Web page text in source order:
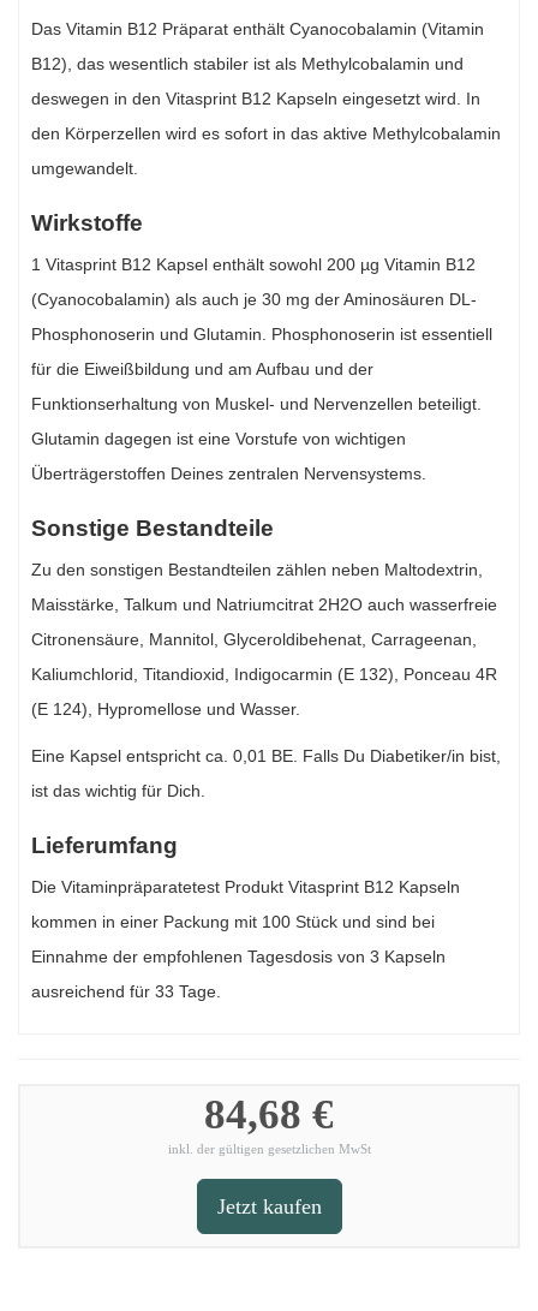
Das Vitamin B12 Präparat enthält Cyanocobalamin (Vitamin
B12), das wesentlich stabiler ist als Methylcobalamin und
deswegen in den Vitasprint B12 Kapseln eingesetzt wird. In
den Körperzellen wird es sofort in das aktive Methylcobalamin
umgewandelt.
Wirkstoffe
1 Vitasprint B12 Kapsel enthält sowohl 200 µg Vitamin B12
(Cyanocobalamin) als auch je 30 mg der Aminosäuren DL-
Phosphonoserin und Glutamin. Phosphonoserin ist essentiell
für die Eiweißbildung und am Aufbau und der
Funktionserhaltung von Muskel- und Nervenzellen beteiligt.
Glutamin dagegen ist eine Vorstufe von wichtigen
Überträgerstoffen Deines zentralen Nervensystems.
Sonstige Bestandteile
Zu den sonstigen Bestandteilen zählen neben Maltodextrin,
Maisstärke, Talkum und Natriumcitrat 2H2O auch wasserfreie
Citronensäure, Mannitol, Glyceroldibehenat, Carrageenan,
Kaliumchlorid, Titandioxid, Indigocarmin (E 132), Ponceau 4R
(E 124), Hypromellose und Wasser.
Eine Kapsel entspricht ca. 0,01 BE. Falls Du Diabetiker/in bist,
ist das wichtig für Dich.
Lieferumfang
Die Vitaminpräparatetest Produkt Vitasprint B12 Kapseln
kommen in einer Packung mit 100 Stück und sind bei
Einnahme der empfohlenen Tagesdosis von 3 Kapseln
ausreichend für 33 Tage.
84,68 €
inkl. der gültigen gesetzlichen MwSt
Jetzt kaufen